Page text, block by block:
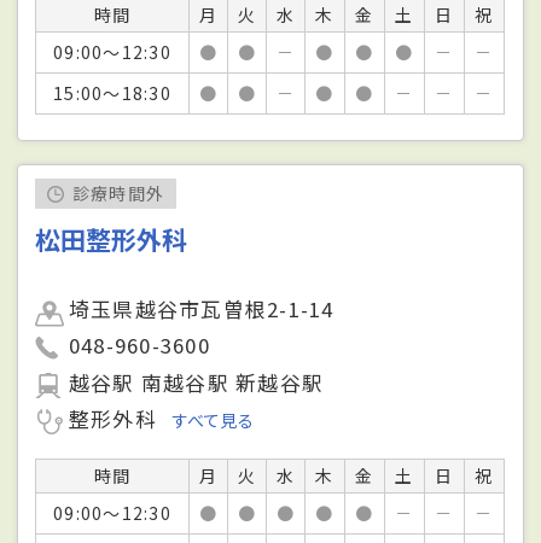
時間 月 火 水 木 金 土 日
祝
09:00～12:30
● ● － ● ● ● －
－
15:00～18:30
● ● － ● ● － － －
診療時間外
松田整形外科
埼玉県越谷市瓦曽根2-1-14
048-960-3600
越谷駅 南越谷駅 新越谷駅
整形外科
すべて見る
時間 月 火 水 木 金 土 日
祝
09:00～12:30
● ● ● ● ● － －
－